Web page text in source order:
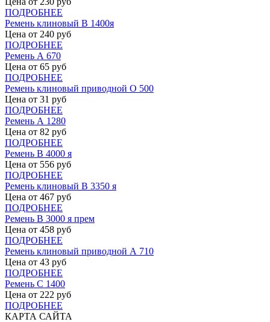
ПОДРОБНЕЕ
Ремень клиновый В 1400я
Цена от 240 руб
ПОДРОБНЕЕ
Ремень А 670
Цена от 65 руб
ПОДРОБНЕЕ
Ремень клиновый приводной О 500
Цена от 31 руб
ПОДРОБНЕЕ
Ремень А 1280
Цена от 82 руб
ПОДРОБНЕЕ
Ремень В 4000 я
Цена от 556 руб
ПОДРОБНЕЕ
Ремень клиновый В 3350 я
Цена от 467 руб
ПОДРОБНЕЕ
Ремень В 3000 я прем
Цена от 458 руб
ПОДРОБНЕЕ
Ремень клиновый приводной А 710
Цена от 43 руб
ПОДРОБНЕЕ
Ремень С 1400
Цена от 222 руб
ПОДРОБНЕЕ
КАРТА САЙТА